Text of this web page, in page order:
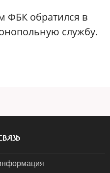
ФБК обратился в
службу.